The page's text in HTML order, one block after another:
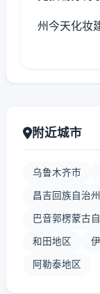
州今天化妆
附近城市
乌鲁木齐市
昌吉回族自治州
巴音郭楞蒙古
和田地区
阿勒泰地区